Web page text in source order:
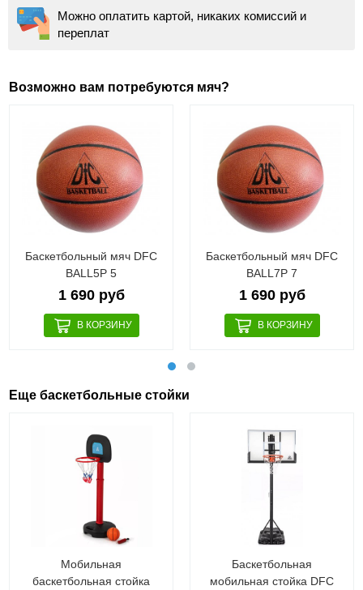
Можно оплатить картой, никаких комиссий и
переплат
Возможно вам потребуются мяч?
Баскетбольный мяч DFC
BALL5P 5
1 690 руб
Баскетбольный мяч DFC
BALL7P 7
1 690 руб
Еще баскетбольные стойки
Мобильная
баскетбольная стойка
Баскетбольная
мобильная стойка DFC